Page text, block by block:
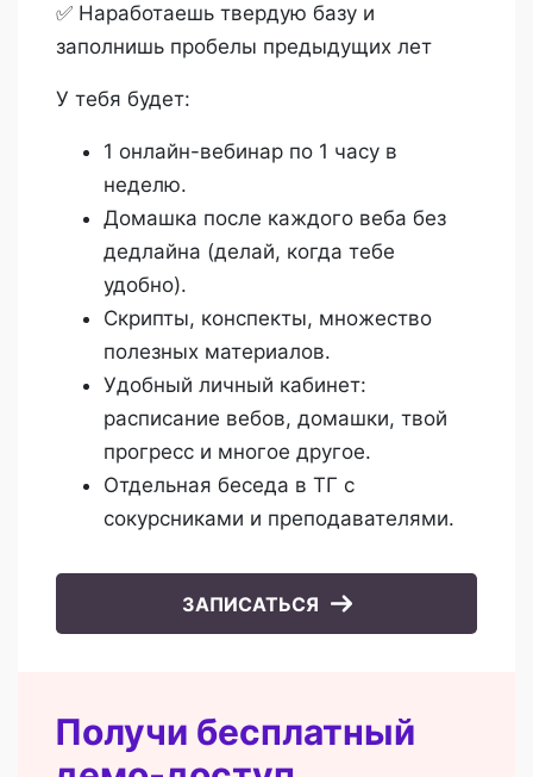
✅ Наработаешь твердую базу и
заполнишь пробелы предыдущих лет
У тебя будет:
1 онлайн-вебинар по 1 часу в
неделю.
Домашка после каждого веба без
дедлайна (делай, когда тебе
удобно).
Скрипты, конспекты, множество
полезных материалов.
Удобный личный кабинет:
расписание вебов, домашки, твой
прогресс и многое другое.
Отдельная беседа в ТГ с
сокурсниками и преподавателями.
ЗАПИСАТЬСЯ
Получи бесплатный